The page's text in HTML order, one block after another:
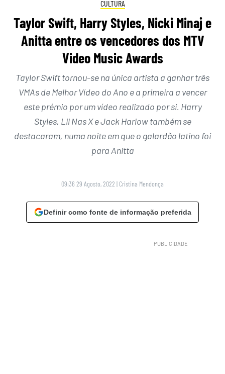
CULTURA
Taylor Swift, Harry Styles, Nicki Minaj e
Anitta entre os vencedores dos MTV
Video Music Awards
Taylor Swift tornou-se na única artista a ganhar três
VMAs de Melhor Vídeo do Ano e a primeira a vencer
este prémio por um vídeo realizado por si. Harry
Styles, Lil Nas X e Jack Harlow também se
destacaram, numa noite em que o galardão latino foi
para Anitta
09:36 29 Agosto, 2022 | Cristina Mendonça
Definir como fonte de informação preferida